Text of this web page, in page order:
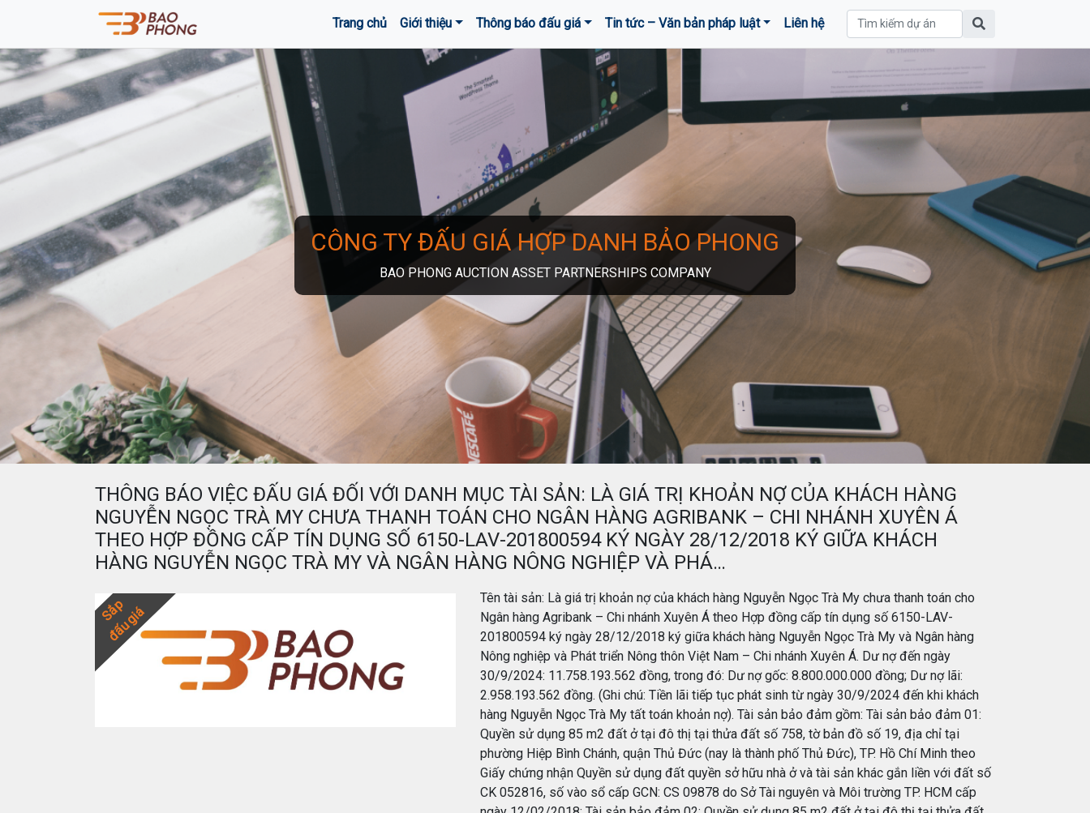
Trang chủ Giới thiệu Thông báo đấu giá Tin tức – Văn bản pháp luật Liên hệ
CÔNG TY ĐẤU GIÁ HỢP DANH BẢO PHONG
BAO PHONG AUCTION ASSET PARTNERSHIPS COMPANY
THÔNG BÁO VIỆC ĐẤU GIÁ ĐỐI VỚI DANH MỤC TÀI SẢN: LÀ GIÁ TRỊ KHOẢN NỢ CỦA KHÁCH HÀNG
NGUYỄN NGỌC TRÀ MY CHƯA THANH TOÁN CHO NGÂN HÀNG AGRIBANK – CHI NHÁNH XUYÊN Á
THEO HỢP ĐỒNG CẤP TÍN DỤNG SỐ 6150-LAV-201800594 KÝ NGÀY 28/12/2018 KÝ GIỮA KHÁCH
HÀNG NGUYỄN NGỌC TRÀ MY VÀ NGÂN HÀNG NÔNG NGHIỆP VÀ PHÁ…
Sắp
đấu giá
Tên tài sản: Là giá trị khoản nợ của khách hàng Nguyễn Ngọc Trà My chưa thanh toán cho
Ngân hàng Agribank – Chi nhánh Xuyên Á theo Hợp đồng cấp tín dụng số 6150-LAV-
201800594 ký ngày 28/12/2018 ký giữa khách hàng Nguyễn Ngọc Trà My và Ngân hàng
Nông nghiệp và Phát triển Nông thôn Việt Nam – Chi nhánh Xuyên Á. Dư nợ đến ngày
30/9/2024: 11.758.193.562 đồng, trong đó: Dư nợ gốc: 8.800.000.000 đồng; Dư nợ lãi:
2.958.193.562 đồng. (Ghi chú: Tiền lãi tiếp tục phát sinh từ ngày 30/9/2024 đến khi khách
hàng Nguyễn Ngọc Trà My tất toán khoản nợ). Tài sản bảo đảm gồm: Tài sản bảo đảm 01:
Quyền sử dụng 85 m2 đất ở tại đô thị tại thửa đất số 758, tờ bản đồ số 19, địa chỉ tại
phường Hiệp Bình Chánh, quận Thủ Đức (nay là thành phố Thủ Đức), TP. Hồ Chí Minh theo
Giấy chứng nhận Quyền sử dụng đất quyền sở hữu nhà ở và tài sản khác gắn liền với đất số
CK 052816, số vào sổ cấp GCN: CS 09878 do Sở Tài nguyên và Môi trường TP. HCM cấp